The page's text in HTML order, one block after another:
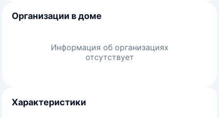
Организации в доме
Информация об организациях
отсутствует
Характеристики